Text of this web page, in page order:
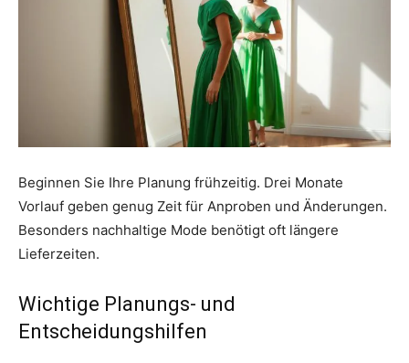
Beginnen Sie Ihre Planung frühzeitig. Drei Monate
Vorlauf geben genug Zeit für Anproben und Änderungen.
Besonders nachhaltige Mode benötigt oft längere
Lieferzeiten.
Wichtige Planungs- und
Entscheidungshilfen